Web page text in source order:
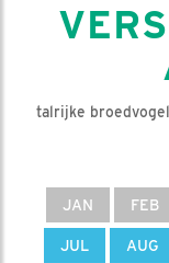
talrijke
JAN FEB
JUL AUG